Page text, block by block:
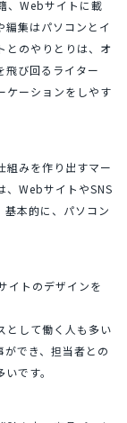
、Webサイトに載
編集はパソコンとイ
とのやりとりは、オ
飛び回るライター
ケーションをしやす
組みを作り出すマー
、WebサイトやSNS
基本的に、パソコン
イトのデザインを
として働く人も多い
でき、担当者との
です。